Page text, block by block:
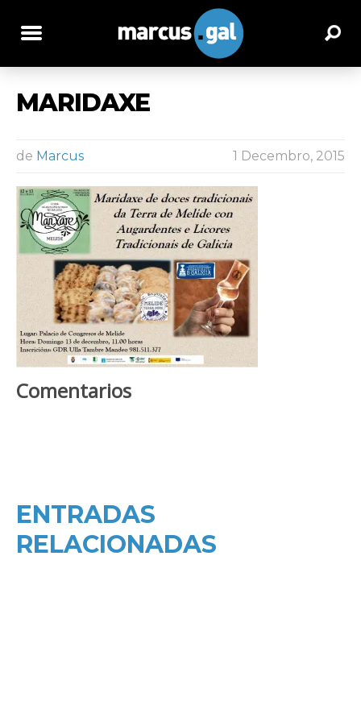
MARIDAXE
de Marcus 1 Decembro, 2015
Comentarios
ENTRADAS
RELACIONADAS